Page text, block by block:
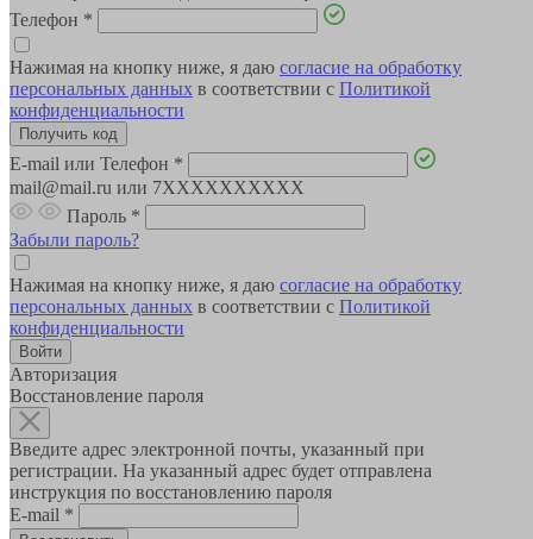
Телефон *
Нажимая на кнопку ниже, я даю согласие на обработку
персональных данных в соответствии с Политикой
конфиденциальности
E-mail или Телефон *
mail@mail.ru или 7XXXXXXXXXX
Пароль *
Забыли пароль?
Нажимая на кнопку ниже, я даю согласие на обработку
персональных данных в соответствии с Политикой
конфиденциальности
Авторизация
Восстановление пароля
Введите адрес электронной почты, указанный при
регистрации. На указанный адрес будет отправлена
инструкция по восстановлению пароля
E-mail *